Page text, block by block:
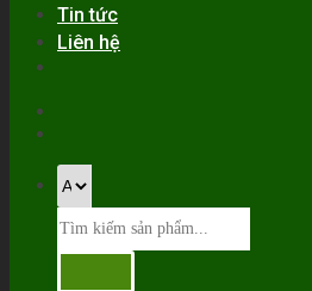
Tin tức
Liên hệ